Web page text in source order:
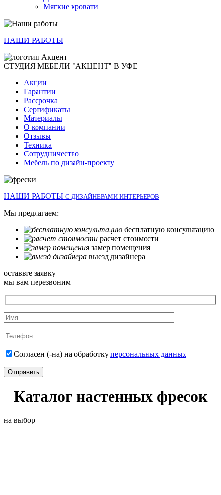
Мягкие кровати
НАШИ РАБОТЫ
СТУДИЯ МЕБЕЛИ "АКЦЕНТ" В УФЕ
Акции
Гарантии
Рассрочка
Сертификаты
Материалы
О компании
Отзывы
Техника
Сотрудничество
Мебель по дизайн-проекту
НАШИ РАБОТЫ С ДИЗАЙНЕРАМИ ИНТЕРЬЕРОВ
Мы предлагаем:
бесплатную консультацию
расчет стоимости
замер помещения
выезд дизайнера
оставьте заявку
мы вам перезвоним
Согласен (-на) на обработку персональных данных
Каталог настенных фресок
на выбор